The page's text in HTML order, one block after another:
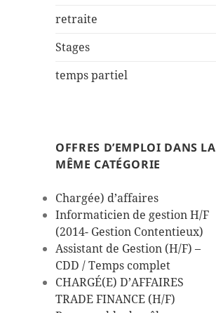
retraite
Stages
temps partiel
OFFRES D’EMPLOI DANS LA
MÊME CATÉGORIE
Chargée) d’affaires
Informaticien de gestion H/F
(2014- Gestion Contentieux)
Assistant de Gestion (H/F) –
CDD / Temps complet
CHARGÉ(E) D’AFFAIRES
TRADE FINANCE (H/F)